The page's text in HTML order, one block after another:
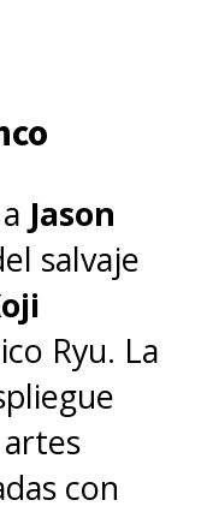
su
de
, con
Amazing
misma
Jason
salvaje
Ryu. La
con